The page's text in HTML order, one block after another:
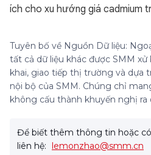
ích cho xu hướng giá cadmium
Tuyên bố về Nguồn Dữ liệu:
tất cả dữ liệu khác được SMM
khai, giao tiếp thị trường và dựa
nội bộ của SMM. Chúng chỉ
không cấu thành khuyến nghị ra
Để biết thêm thông tin hoặc
liên hệ: lemonzhao@smm.cn